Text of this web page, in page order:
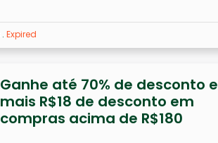
. Expired
Ganhe até 70% de desconto e
mais R$18 de desconto em
compras acima de R$180